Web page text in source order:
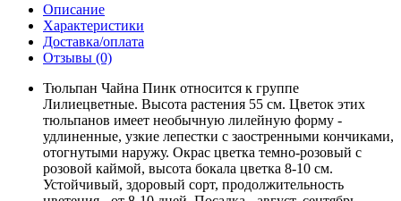
Описание
Характеристики
Доставка/оплата
Отзывы (0)
Тюльпан Чайна Пинк относится к группе
Лилиецветные. Высота растения 55 см. Цветок этих
тюльпанов имеет необычную лилейную форму -
удлиненные, узкие лепестки с заостренными кончиками,
отогнутыми наружу. Окрас цветка темно-розовый с
розовой каймой, высота бокала цветка 8-10 см.
Устойчивый, здоровый сорт, продолжительность